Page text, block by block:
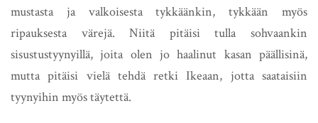
mustasta ja valkoisesta tykkäänkin, tykkään myös
ripauksesta värejä. Niitä pitäisi tulla sohvaankin
sisustustyynyillä, joita olen jo haalinut kasan päällisinä,
mutta pitäisi vielä tehdä retki Ikeaan, jotta saataisiin
tyynyihin myös täytettä.